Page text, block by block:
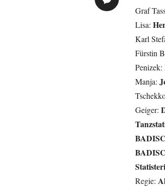
Graf
Lisa:
Karl
Fürstin
Penizek:
Manja:
Geiger:
Regie: